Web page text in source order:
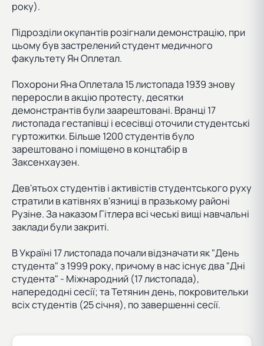
року).
Підрозділи окупантів розігнали демонстрацію, при
цьому був застрелений студент медичного
факультету Ян Оплетал.
Похорони Яна Оплетала 15 листопада 1939 знову
переросли в акцію протесту, десятки
демонстрантів були заарештовані. Вранці 17
листопада гестапівці і есесівці оточили студентські
гуртожитки. Більше 1200 студентів було
зарештовано і поміщено в концтабір в
Заксенхаузен.
Дев'ятьох студентів і активістів студентського руху
стратили в катівнях в'язниці в празькому районі
Рузіне. За наказом Гітлера всі чеські вищі навчальні
заклади були закриті.
В Україні 17 листопада почали відзначати як "День
студента" з 1999 року, причому в нас існує два "Дні
студента" - Міжнародний (17 листопада),
напередодні сесії; та Тетянин день, покровительки
всіх студентів (25 січня), по завершенні сесії.